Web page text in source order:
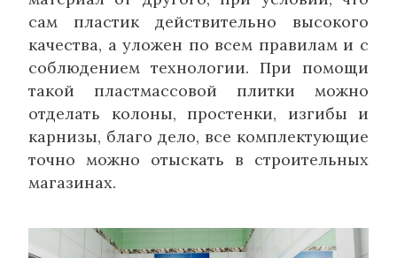
сам пластик действительно высокого
качества, а уложен по всем правилам и с
соблюдением технологии. При помощи
такой пластмассовой плитки можно
отделать колоны, простенки, изгибы и
карнизы, благо дело, все комплектующие
точно можно отыскать в строительных
магазинах.